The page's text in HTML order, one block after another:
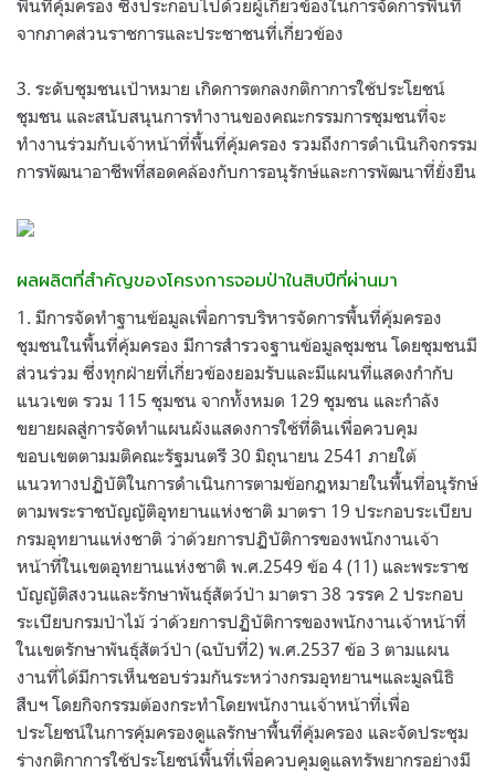
พื้นที่คุ้มครอง ซึ่งประกอบไปด้วยผู้เกี่ยวข้องในการจัดการพื้นที่
จากภาคส่วนราชการและประชาชนที่เกี่ยวข้อง
3. ระดับชุมชนเป้าหมาย เกิดการตกลงกติกาการใช้ประโยชน์
ชุมชน และสนับสนุนการทำงานของคณะกรรมการชุมชนที่จะ
ทำงานร่วมกับเจ้าหน้าที่พื้นที่คุ้มครอง รวมถึงการดำเนินกิจกรรม
การพัฒนาอาชีพที่สอดคล้องกับการอนุรักษ์และการพัฒนาที่ยั่งยืน
ผลผลิตที่สำคัญของโครงการจอมป่าในสิบปีที่ผ่านมา
1. มีการจัดทำฐานข้อมูลเพื่อการบริหารจัดการพื้นที่คุ้มครอง
ชุมชนในพื้นที่คุ้มครอง มีการสำรวจฐานข้อมูลชุมชน โดยชุมชนมี
ส่วนร่วม ซึ่งทุกฝ่ายที่เกี่ยวข้องยอมรับและมีแผนที่แสดงกำกับ
แนวเขต รวม 115 ชุมชน จากทั้งหมด 129 ชุมชน และกำลัง
ขยายผลสู่การจัดทำแผนผังแสดงการใช้ที่ดินเพื่อควบคุม
ขอบเขตตามมติคณะรัฐมนตรี 30 มิถุนายน 2541 ภายใต้
แนวทางปฏิบัติในการดำเนินการตามข้อกฎหมายในพื้นที่อนุรักษ์
ตามพระราชบัญญัติอุทยานแห่งชาติ มาตรา 19 ประกอบระเบียบ
กรมอุทยานแห่งชาติ ว่าด้วยการปฏิบัติการของพนักงานเจ้า
หน้าที่ในเขตอุทยานแห่งชาติ พ.ศ.2549 ข้อ 4 (11) และพระราช
บัญญัติสงวนและรักษาพันธุ์สัตว์ป่า มาตรา 38 วรรค 2 ประกอบ
ระเบียบกรมป่าไม้ ว่าด้วยการปฏิบัติการของพนักงานเจ้าหน้าที่
ในเขตรักษาพันธุ์สัตว์ป่า (ฉบับที่2) พ.ศ.2537 ข้อ 3 ตามแผน
งานที่ได้มีการเห็นชอบร่วมกันระหว่างกรมอุทยานฯและมูลนิธิ
สืบฯ โดยกิจกรรมต้องกระทำโดยพนักงานเจ้าหน้าที่เพื่อ
ประโยชน์ในการคุ้มครองดูแลรักษาพื้นที่คุ้มครอง และจัดประชุม
ร่างกติกาการใช้ประโยชน์พื้นที่เพื่อควบคุมดูแลทรัพยากรอย่างมี